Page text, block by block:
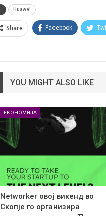
Huawei
Share Facebook
YOU MIGHT ALSO LIKE
ЕКОНОМИЈА
Networker овој викенд во
Скопје го организира